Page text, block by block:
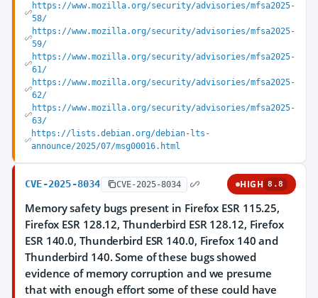
https://www.mozilla.org/security/advisories/mfsa2025-
58/
https://www.mozilla.org/security/advisories/mfsa2025-
59/
https://www.mozilla.org/security/advisories/mfsa2025-
61/
https://www.mozilla.org/security/advisories/mfsa2025-
62/
https://www.mozilla.org/security/advisories/mfsa2025-
63/
https://lists.debian.org/debian-lts-
announce/2025/07/msg00016.html
CVE-2025-8034 CVE-2025-8034 HIGH 8.8
Memory safety bugs present in Firefox ESR 115.25,
Firefox ESR 128.12, Thunderbird ESR 128.12, Firefox
ESR 140.0, Thunderbird ESR 140.0, Firefox 140 and
Thunderbird 140. Some of these bugs showed
evidence of memory corruption and we presume
that with enough effort some of these could have